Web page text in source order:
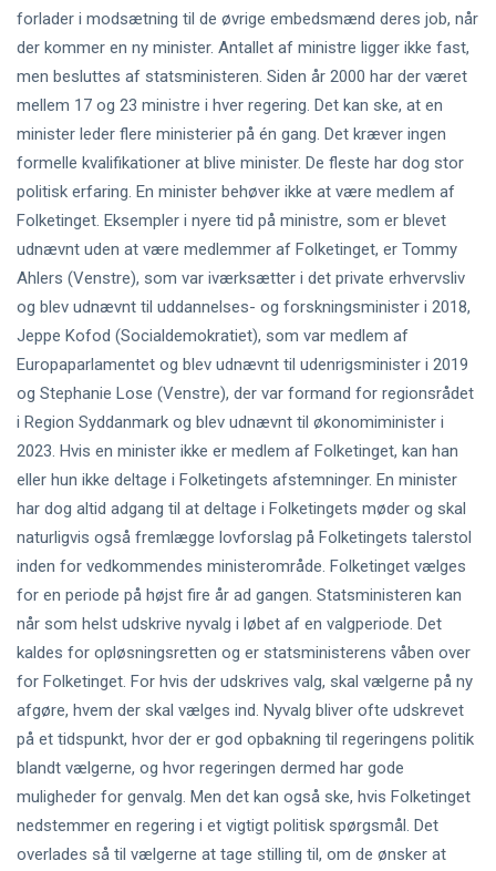
forlader i modsætning til de øvrige embedsmænd deres job, når
der kommer en ny minister. Antallet af ministre ligger ikke fast,
men besluttes af statsministeren. Siden år 2000 har der været
mellem 17 og 23 ministre i hver regering. Det kan ske, at en
minister leder flere ministerier på én gang. Det kræver ingen
formelle kvalifikationer at blive minister. De fleste har dog stor
politisk erfaring. En minister behøver ikke at være medlem af
Folketinget. Eksempler i nyere tid på ministre, som er blevet
udnævnt uden at være medlemmer af Folketinget, er Tommy
Ahlers (Venstre), som var iværksætter i det private erhvervsliv
og blev udnævnt til uddannelses- og forskningsminister i 2018,
Jeppe Kofod (Socialdemokratiet), som var medlem af
Europaparlamentet og blev udnævnt til udenrigsminister i 2019
og Stephanie Lose (Venstre), der var formand for regionsrådet
i Region Syddanmark og blev udnævnt til økonomiminister i
2023. Hvis en minister ikke er medlem af Folketinget, kan han
eller hun ikke deltage i Folketingets afstemninger. En minister
har dog altid adgang til at deltage i Folketingets møder og skal
naturligvis også fremlægge lovforslag på Folketingets talerstol
inden for vedkommendes ministerområde. Folketinget vælges
for en periode på højst fire år ad gangen. Statsministeren kan
når som helst udskrive nyvalg i løbet af en valgperiode. Det
kaldes for opløsningsretten og er statsministerens våben over
for Folketinget. For hvis der udskrives valg, skal vælgerne på ny
afgøre, hvem der skal vælges ind. Nyvalg bliver ofte udskrevet
på et tidspunkt, hvor der er god opbakning til regeringens politik
blandt vælgerne, og hvor regeringen dermed har gode
muligheder for genvalg. Men det kan også ske, hvis Folketinget
nedstemmer en regering i et vigtigt politisk spørgsmål. Det
overlades så til vælgerne at tage stilling til, om de ønsker at